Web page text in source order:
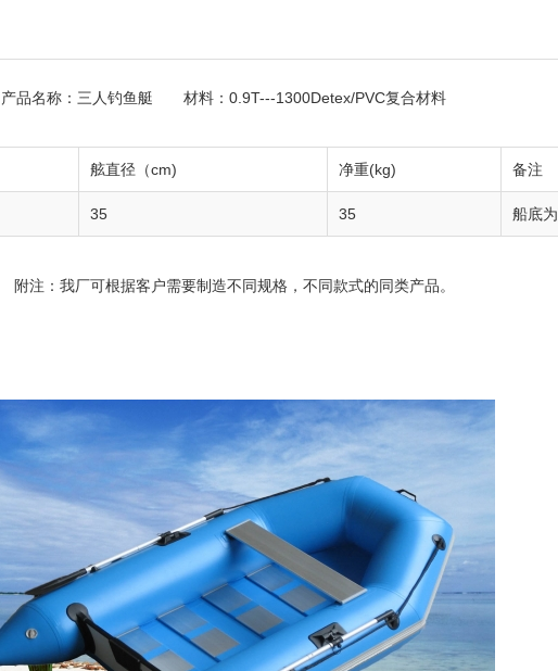
产品名称： 三人钓鱼艇 材料：0.9T---1300Detex/PVC复合材料
舷直径（cm) 净重(kg) 备注
35 35 船底
附注：我厂可根据客户需要制造不同规格，不同款式的同类产品。